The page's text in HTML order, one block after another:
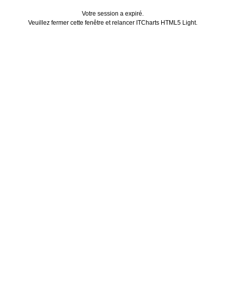
Votre session a expiré.
Veuillez fermer cette fenêtre et relancer ITCharts HTML5 Light.